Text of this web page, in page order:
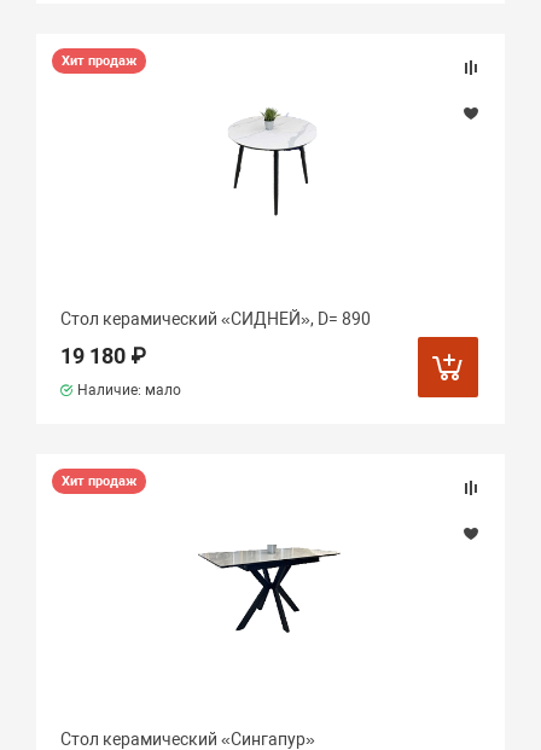
Хит продаж
Стол керамический «СИДНЕЙ», D= 890
19 180 ₽
Наличие: мало
Хит продаж
Стол керамический «Сингапур»